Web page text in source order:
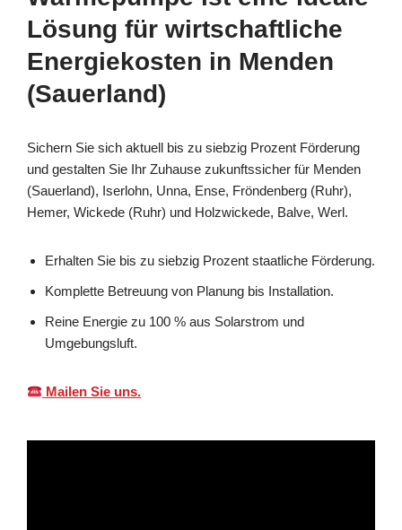
Lösung für wirtschaftliche
Energiekosten in Menden
(Sauerland)
Sichern Sie sich aktuell bis zu siebzig Prozent Förderung
und gestalten Sie Ihr Zuhause zukunftssicher für Menden
(Sauerland), Iserlohn, Unna, Ense, Fröndenberg (Ruhr),
Hemer, Wickede (Ruhr) und Holzwickede, Balve, Werl.
Erhalten Sie bis zu siebzig Prozent staatliche Förderung.
Komplette Betreuung von Planung bis Installation.
Reine Energie zu 100 % aus Solarstrom und
Umgebungsluft.
Mailen Sie uns.